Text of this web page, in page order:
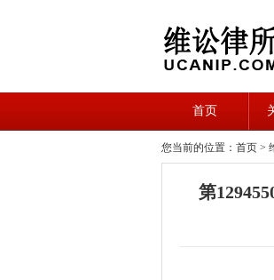
首页
您当前的位置：首页 >
第